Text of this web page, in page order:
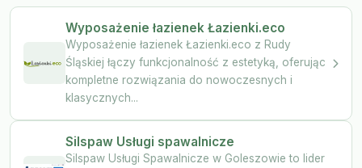
Wyposażenie łazienek Łazienki.eco
Wyposażenie łazienek Łazienki.eco z Rudy
Śląskiej łączy funkcjonalność z estetyką, oferując
kompletne rozwiązania do nowoczesnych i
klasycznych...
Silspaw Usługi spawalnicze
Silspaw Usługi Spawalnicze w Goleszowie to lider